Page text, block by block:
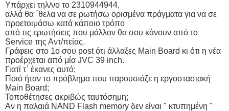
Υπάρχει τηλ/νο το 2310944944,
αλλά θα ΄θελα να σε ρωτήσω ορισμένα πράγματα για να σε
προετοιμάσω κατά κάποιο τρόπο
από τις ερωτήσεις που μάλλον θα σου κάνουν από το
Service της Αντ/πείας.
Γράφεις στο 1ο σου post ότι άλλαξες Main Board κι ότι η νέα
προέρχεται από μία JVC 39 inch.
Γιατί τ΄ έκανες αυτό;
Ποιό ήταν το πρόβλημα που παρουσιάζε η εργοστασιακή
Main Board;
Τοποθέτησες ακριβώς ταυτόσημη;
Αν η παλαιά NAND Flash memory δεν είναι " κτυπημένη "